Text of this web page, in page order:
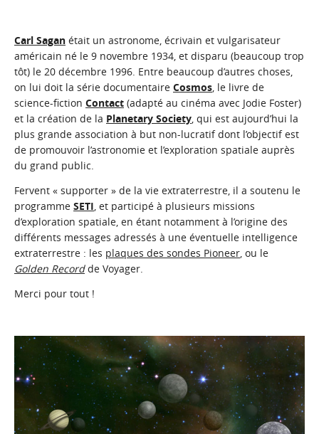
Carl Sagan était un astronome, écrivain et vulgarisateur
américain né le 9 novembre 1934, et disparu (beaucoup trop
tôt) le 20 décembre 1996. Entre beaucoup d’autres choses,
on lui doit la série documentaire Cosmos, le livre de
science-fiction Contact (adapté au cinéma avec Jodie Foster)
et la création de la Planetary Society, qui est aujourd’hui la
plus grande association à but non-lucratif dont l’objectif est
de promouvoir l’astronomie et l’exploration spatiale auprès
du grand public.
Fervent « supporter » de la vie extraterrestre, il a soutenu le
programme SETI, et participé à plusieurs missions
d’exploration spatiale, en étant notamment à l’origine des
différents messages adressés à une éventuelle intelligence
extraterrestre : les plaques des sondes Pioneer, ou le
Golden Recordde Voyager.
Merci pour tout !